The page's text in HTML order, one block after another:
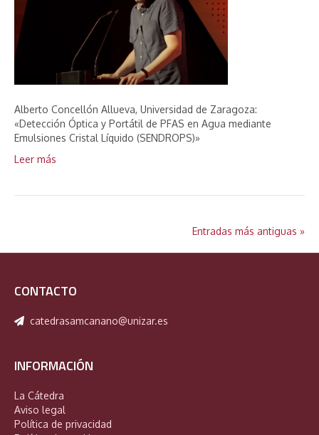
Alberto Concellón Allueva, Universidad de Zaragoza:
«Detección Óptica y Portátil de PFAS en Agua mediante
Emulsiones Cristal Líquido (SENDROPS)»
Leer más
Entradas más antiguas »
CONTACTO
catedrasamcanano@unizar.es
INFORMACIÓN
La Cátedra
Aviso legal
Política de privacidad